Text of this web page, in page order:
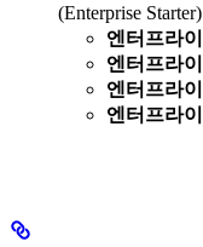
(Enterprise
엔터프라
엔터프라
엔터프라
엔터프라